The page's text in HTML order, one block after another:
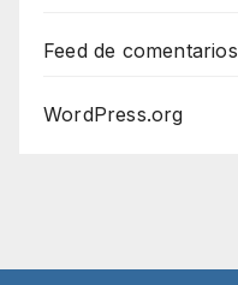
Feed de comentarios
WordPress.org